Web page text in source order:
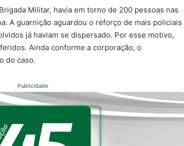
Militar, havia em torno de 200 pessoas nas
A guarnição aguardou o reforço de mais policiais
já haviam se dispersado. Por esse motivo,
Ainda conforme a corporação, o
do caso.
Publicidade